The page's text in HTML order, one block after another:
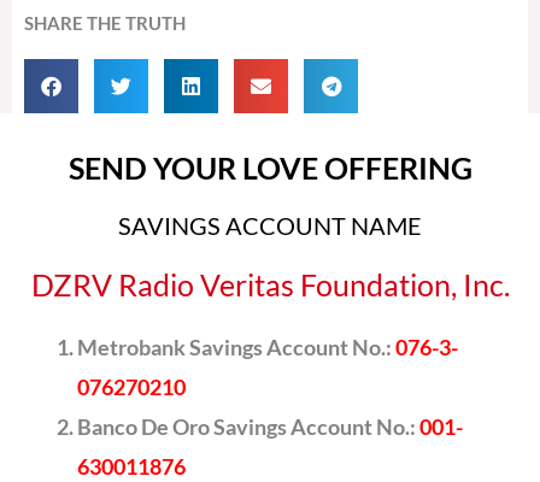
SHARE THE TRUTH
SEND YOUR LOVE OFFERING
SAVINGS ACCOUNT NAME
DZRV Radio Veritas Foundation, Inc.
Metrobank Savings Account No.:076-3-
076270210
Banco De Oro Savings Account No.:001-
630011876